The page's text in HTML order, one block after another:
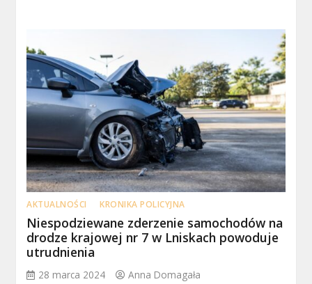
AKTUALNOŚCI KRONIKA POLICYJNA
Niespodziewane zderzenie samochodów na
drodze krajowej nr 7 w Lniskach powoduje
utrudnienia
28 marca 2024 Anna Domagała